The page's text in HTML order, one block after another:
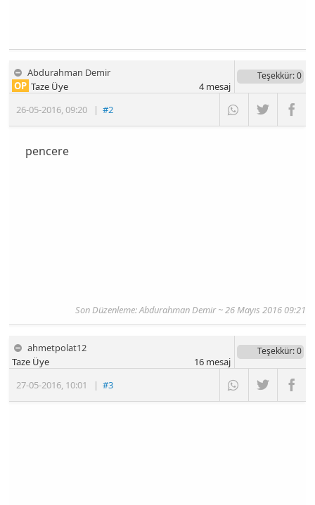
Abdurahman Demir
26-05-2016,09:20 |#2
OP Taze Üye
Teşekkür: 0
4mesaj
pencere
Son Düzenleme: Abdurahman Demir ~ 26 Mayıs 2016 09:21
ahmetpolat12
27-05-2016, 10:01 |#3
Taze Üye
Teşekkür: 0
16mesaj